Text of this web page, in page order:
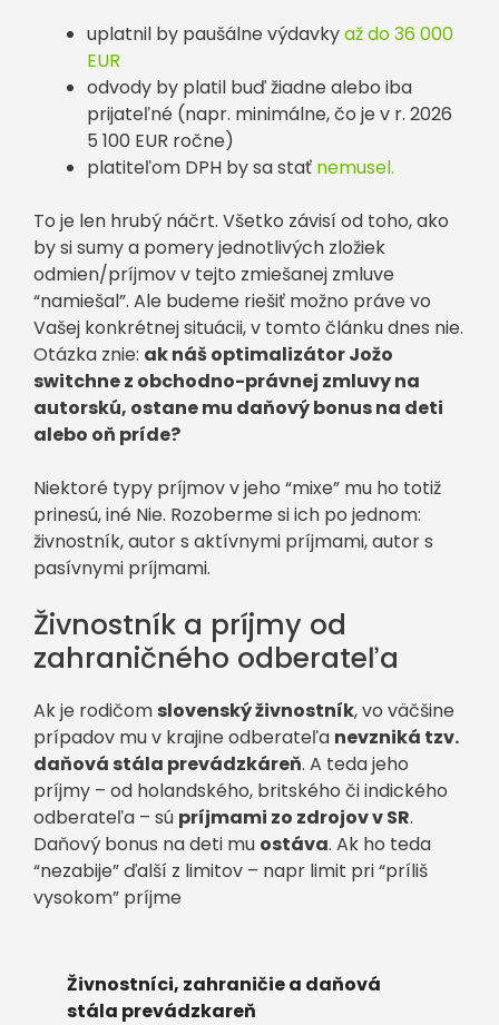
uplatnil by paušálne výdavkyaž do 36 000
EUR
odvody by platil buď žiadne alebo iba
prijateľné (napr. minimálne, čo je v r. 2026
5 100 EUR ročne)
platiteľom DPH by sa stať nemusel.
To je len hrubý náčrt. Všetko závisí od toho, ako
by si sumy a pomery jednotlivých zložiek
odmien/príjmov v tejto zmiešanej zmluve
“namiešal”. Ale budeme riešiť možno práve vo
Vašej konkrétnej situácii, v tomto článku dnes nie.
Otázka znie: ak náš optimalizátor Jožo
switchne z obchodno-právnej zmluvy na
autorskú, ostane mu daňový bonus na deti
alebo oň príde?
Niektoré typy príjmov v jeho “mixe” mu ho totiž
prinesú, iné Nie. Rozoberme si ich po jednom:
živnostník, autor s aktívnymi príjmami, autor s
pasívnymi príjmami.
Živnostník a príjmy od
zahraničného odberateľa
Ak je rodičom slovenský živnostník, vo väčšine
prípadov mu v krajine odberateľa nevzniká tzv.
daňová stála prevádzkáreň. A teda jeho
príjmy – od holandského, britského či indického
odberateľa – sú príjmami zo zdrojov v SR.
Daňový bonus na deti mu ostáva. Ak ho teda
“nezabije” ďalší z limitov – napr limit pri “príliš
vysokom” príjme
Živnostníci, zahraničie a daňová
stála prevádzkareň